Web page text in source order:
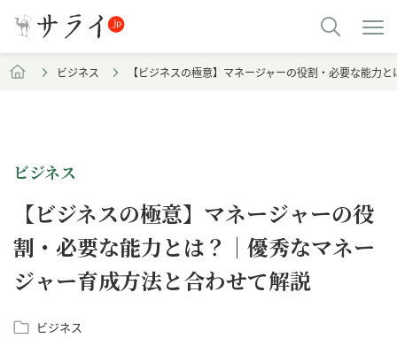
ビジネス 【ビジネスの極意】マネージャーの役割・必要な能力
ビジネス
【ビジネスの極意】マネージャーの役
割・必要な能力とは？｜優秀なマネー
ジャー育成方法と合わせて解説
ビジネス